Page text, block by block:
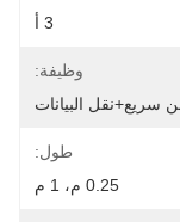
3 أ
وظيفة:
سريع+نقل البيانات
طول:
0.25 م، 1 م